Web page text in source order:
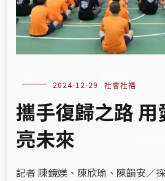
2024-12-29 社會社福
攜手復歸之路
亮未來
記者 陳鏡媄、陳欣瑜、陳韻安／